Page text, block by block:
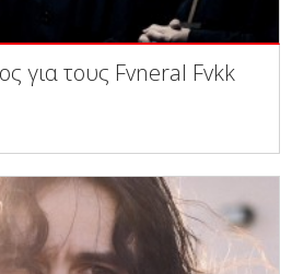
για τους Fvneral Fvkk